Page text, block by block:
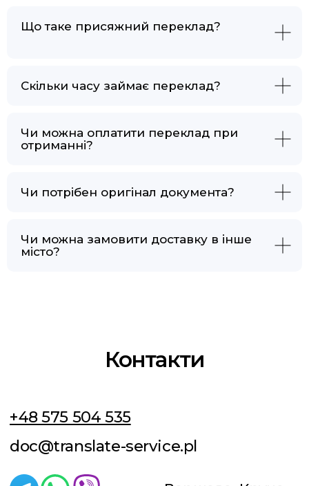
Що таке присяжний переклад?
Скільки часу займає переклад?
Чи можна оплатити переклад при
отриманні?
Чи потрібен оригінал документа?
Чи можна замовити доставку в інше
місто?